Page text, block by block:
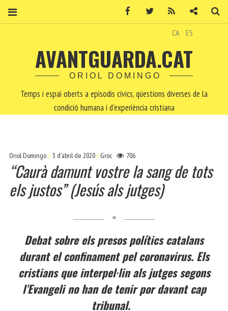
CA ES
AVANTGUARDA.CAT
ORIOL DOMINGO
Temps i espai oberts a episodis cívics, qüestions diverses de la
condició humana i d'experiència cristiana
Oriol Domingo 3 d'abril de 2020 Groc 706
“Caurà damunt vostre la sang de tots
els justos” (Jesús als jutges)
Debat sobre els presos polítics catalans
durant el confinament pel coronavirus. Els
cristians que interpel·lin als jutges segons
l’Evangeli no han de tenir por davant cap
tribunal.
Facebook Twitter Contacte